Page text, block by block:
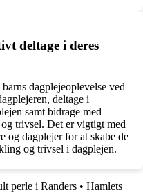
deltage i deres
dagplejeoplevelse ved
deltage i
samt bidrage med
trivsel. Det er vigtigt med
og dagplejer for at skabe de
og trivsel i dagplejen.
perle i Randers • Hamlets